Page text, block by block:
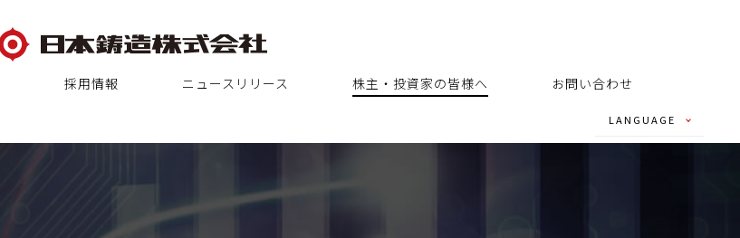
LANGUAGE
採用情報 ニュースリリース 株主・投資家の皆様へ お問い合わせ